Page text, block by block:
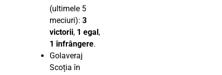
(ultimele 5
meciuri): 3
victorii, 1 egal,
1 înfrângere.
Golaveraj
Scoția în